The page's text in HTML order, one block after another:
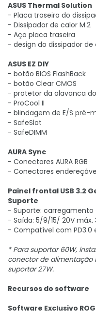
ASUS Thermal Solution
- Placa traseira do
- Dissipador de calor M.2
- Aço placa traseira
- design do dissipador de
ASUS EZ DIY
- botão BIOS FlashBack
- botão Clear CMOS
- protetor da alavanca
- ProCool II
- blindagem de E/S pré-
- SafeSlot
- SafeDIMM
AURA Sync
- Conectores AURA RGB
- Conectores
Painel frontal USB 3.2
Suporte
- Suporte: carregamento
- Saída: 5/9/15/ 20V máx.
- Compatível com PD3.0
* Para suportar 60W,
conector de alimentação
suportar 27W.
Recursos do software
Software Exclusivo ROG